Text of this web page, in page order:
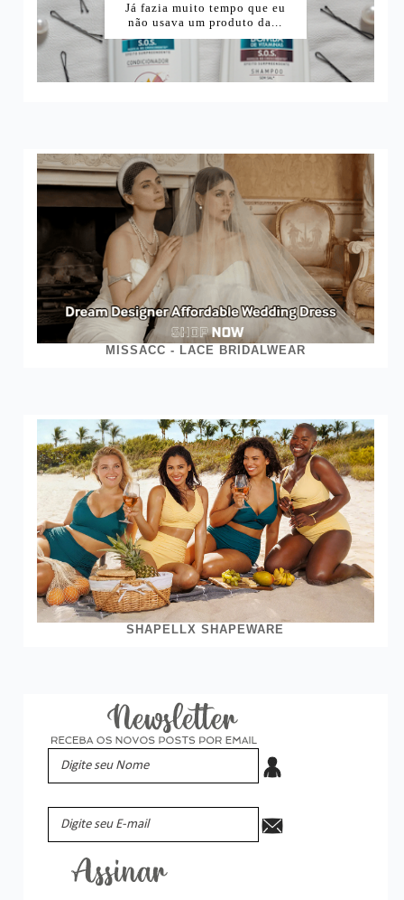
DE VITAMINAS SKALA...
Já fazia muito tempo que eu
não usava um produto da...
MISSACC - LACE BRIDALWEAR
SHAPELLX SHAPEWARE